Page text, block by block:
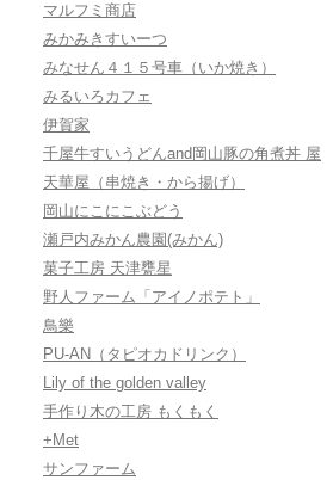
マルフミ商店
みかみきすいーつ
みなせん４１５号車（いか焼き）
みるいろカフェ
伊賀家
千屋牛すいうどんand岡山豚の角煮丼 屋
天華屋（串焼き・から揚げ）
岡山にこにこぶどう
瀬戸内みかん農園(みかん)
菓子工房 天津甕星
野人ファーム「アイノポテト」
鳥樂
PU-AN（タピオカドリンク）
Lily of the golden valley
手作り木の工房 もくもく
+Met
サンファーム